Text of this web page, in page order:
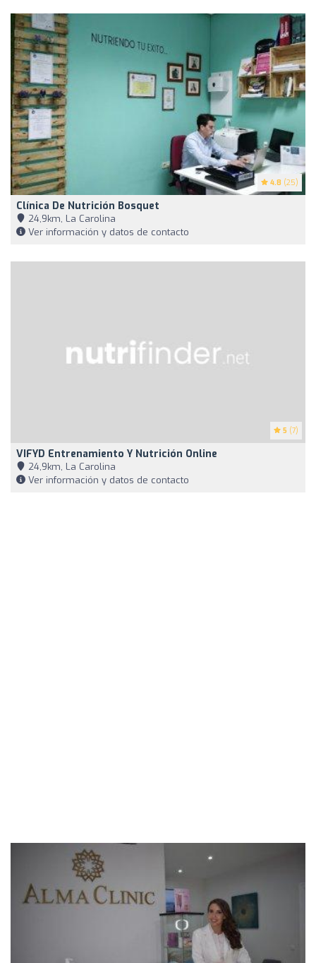
4.8 (25)
Clínica De Nutrición Bosquet
24,9km, La Carolina
Ver información y datos de contacto
5 (7)
VIFYD Entrenamiento Y Nutrición Online
24,9km, La Carolina
Ver información y datos de contacto